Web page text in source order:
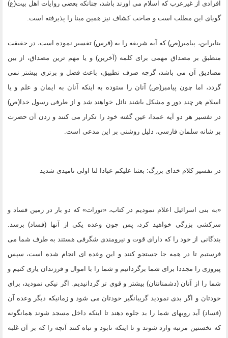
افرادى از غیرعرب که اسلام مى آورند باشد، چنانکه بعضى روایات اهل بیت(ع)
گویاى این مطلب است و صاحب کشاف نیز همین مبنا را پذیرفته است.
بنابراین، پیامبر(ص) که آیه شریفه را به (فرس) تفسیر نموده است، در حقیقت
منطبق بر مصداق مهمى براى کلمه (آخرین) و یا مهم ترین مصداق، از بین
مصادیق آن مى باشد، گرچه صرف تطبیق، باعث فضل و برترى بیشتر نمى
گردد، اما چون پیامبر(ص) آنان را ستوده به اینکه آنان به ایمان و علم و یا
اسلام هر چند دور و مشکل باشند نائل خواهند شد و از طرفى رسول خدا(ص)
در تفسیر هر دو آیه عمدا، عین گفته خود را تکرار مى کنند و زدن آن حضرت
بر شانه سلمان فارسى، دلیل روشنى بر این مدعى است.
در تفسیر کلام خداى بزرگ: بعثنا علیکم عبادا لنا اولى نامیدی شدید
«به بنى اسرائیل اعلام نمودیم در کتاب، «تورات» که دو بار در زمین فساد و
سرکشى بزرگى خواهید کرد، پس چون وعده یکى از آنها (فساد) برسد.
بندگانى از خود را که داراى قوت و نیرومندى شگرفى هستند به طرف شما مى
فرستیم تا در همه جا جستجو کنند و این وعده اى انجام شده است، سپس
پیروزى را مجددا براى شما برگردانیم و شما را با اموال و فرزندان یارى کنیم و
شما را از آنان (دشمنانتان) بیشتر و قوى تر گردانیدیم. اگر نیکى نمودید، براى
خودتان و اگر بدى نمودید گریبانگیر خودتان مى شود و زمانیکه دیگر وعده آن
(فساد) آید رویهاى شما را بد جلوه دهند تا اینکه داخل مسجد شوند همانگونه
که نخستین مرتبه وارد شوند و تا اینکه نابود و تباه کنند آنچه را که بر آن غلبه